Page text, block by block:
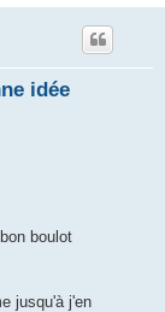
idée
boulot
jusqu'à j'en